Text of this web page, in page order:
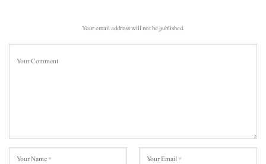
Your email address will not be published.